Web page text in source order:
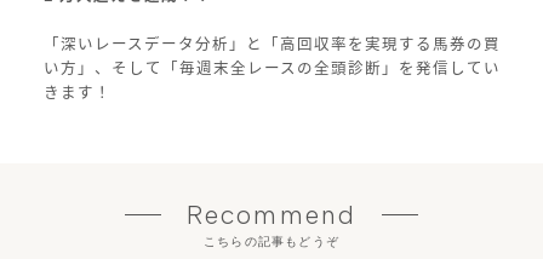
「深いレースデータ分析」と「高回収率を実現する馬券の買
い方」、そして「毎週末全レースの全頭診断」を発信してい
きます！
Recommend
こちらの記事もどうぞ